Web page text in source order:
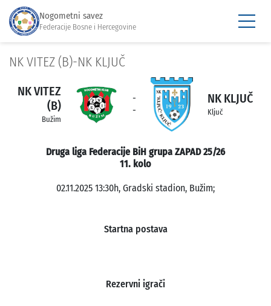
Nogometni savez
Federacije Bosne i Hercegovine
NK VITEZ (B)-NK KLJUČ
NK VITEZ
(B)
Bužim
-
-
NK KLJUČ
Ključ
Druga liga Federacije BiH grupa ZAPAD 25/26
11. kolo
02.11.2025 13:30h, Gradski stadion, Bužim;
Startna postava
Rezervni igrači